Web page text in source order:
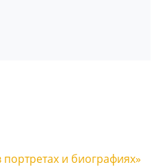
и биографиях»